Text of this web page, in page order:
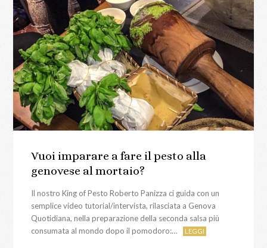
Vuoi imparare a fare il pesto alla
genovese al mortaio?
Il nostro King of Pesto Roberto Panizza ci guida con un
semplice video tutorial/intervista, rilasciata a Genova
Quotidiana, nella preparazione della seconda salsa più
consumata al mondo dopo il pomodoro:…
LEGGI